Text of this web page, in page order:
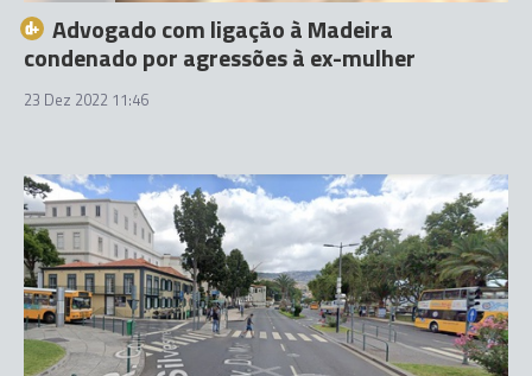
Advogado com ligação à Madeira
condenado por agressões à ex-mulher
23 Dez 2022 11:46